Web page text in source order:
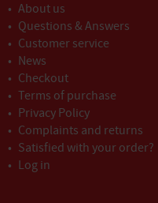
About us
Questions & Answers
Customer service
News
Checkout
Terms of purchase
Privacy Policy
Complaints and returns
Satisfied with your order?
Log in